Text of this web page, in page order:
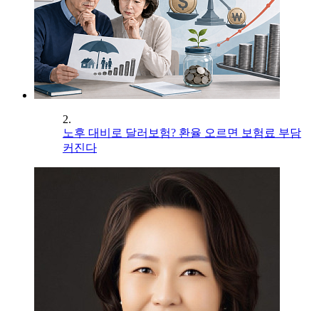
2.
노후 대비로 달러보험? 환율 오르면 보험료 부담
커진다